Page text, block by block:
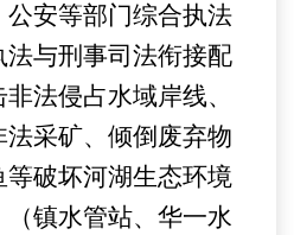
公安等部门综合执法
法与刑事司法衔接配
法侵占水域岸线、
采矿、倾倒废弃物
等破坏河湖生态环境
（镇水管站、华一水